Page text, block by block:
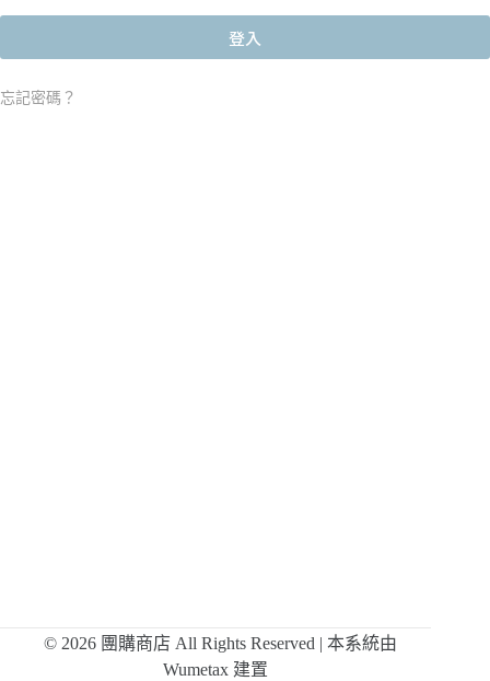
登入
忘記密碼？
© 2026 團購商店 All Rights Reserved | 本系統由
Wumetax 建置